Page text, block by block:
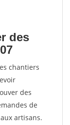
des
chantiers
des
de
artisans.